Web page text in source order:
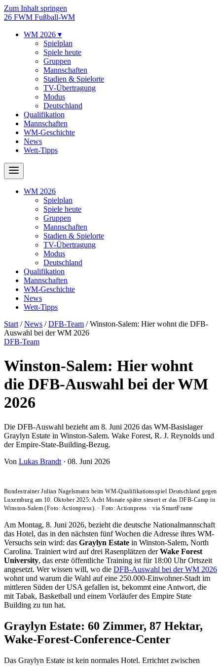
Zum Inhalt springen
26 FWM Fußball-WM
WM 2026 ▾
Spielplan
Spiele heute
Gruppen
Mannschaften
Stadien & Spielorte
TV-Übertragung
Modus
Deutschland
Qualifikation
Mannschaften
WM-Geschichte
News
Wett-Tipps
WM 2026
Spielplan
Spiele heute
Gruppen
Mannschaften
Stadien & Spielorte
TV-Übertragung
Modus
Deutschland
Qualifikation
Mannschaften
WM-Geschichte
News
Wett-Tipps
Start /News /DFB-Team /Winston-Salem: Hier wohnt die DFB-
Auswahl bei der WM 2026
DFB-Team
Winston-Salem: Hier wohnt
die DFB-Auswahl bei der WM
2026
Die DFB-Auswahl bezieht am 8. Juni 2026 das WM-Basislager
Graylyn Estate in Winston-Salem. Wake Forest, R. J. Reynolds und
der Empire-State-Building-Bezug.
Von Lukas Brandt · 08. Juni 2026
Bundestrainer Julian Nagelsmann beim WM-Qualifikationsspiel Deutschland gegen
Luxemburg am 10. Oktober 2025: Acht Monate später steuert er das DFB-Camp in
Winston-Salem (Foto: Actionpress). ·Foto: Actionpress ·via SmartFrame
Am Montag, 8. Juni 2026, bezieht die deutsche Nationalmannschaft
das Hotel, das in den nächsten fünf Wochen die Adresse ihres WM-
Versuchs sein wird: das Graylyn Estate in Winston-Salem, North
Carolina. Trainiert wird auf drei Rasenplätzen derWake Forest
University, das erste öffentliche Training ist für 18:00 Uhr Ortszeit
angesetzt. Wer wissen will, wo die DFB-Auswahl bei der WM 2026
wohnt und warum die Wahl auf eine 250.000-Einwohner-Stadt im
mittleren Süden der USA gefallen ist, bekommt eine Antwort, die
mit Tabak, Basketball und einem Vorläufer des Empire State
Building zu tun hat.
Graylyn Estate: 60 Zimmer, 87 Hektar,
Wake-Forest-Conference-Center
Das Graylyn Estate ist kein normales Hotel. Errichtet zwischen